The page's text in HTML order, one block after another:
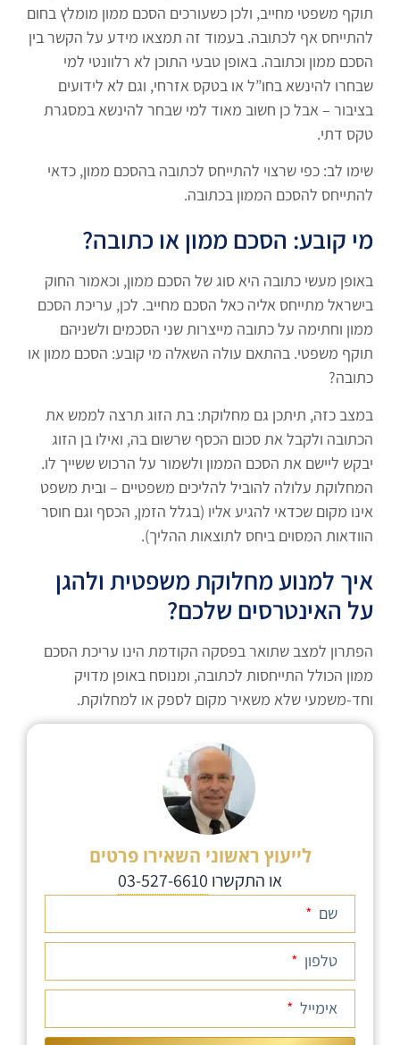
תוקף משפטי מחייב, ולכן כשעורכים הסכם ממון מומלץ בחום
להתייחס אף לכתובה. בעמוד זה תמצאו מידע על הקשר בין
הסכם ממון וכתובה. באופן טבעי התוכן לא רלוונטי למי
שבחרו להינשא בחו”ל או בטקס אזרחי, וגם לא לידועים
בציבור – אבל כן חשוב מאוד למי שבחר להינשא במסגרת
טקס דתי.
שימו לב: כפי שרצוי להתייחס לכתובה בהסכם ממון, כדאי
להתייחס להסכם הממון בכתובה.
מי קובע: הסכם ממון או כתובה?
באופן מעשי כתובה היא סוג של הסכם ממון, וכאמור החוק
בישראל מתייחס אליה כאל הסכם מחייב. לכן, עריכת הסכם
ממון וחתימה על כתובה מייצרות שני הסכמים ולשניהם
תוקף משפטי. בהתאם עולה השאלה מי קובע: הסכם ממון או
כתובה?
במצב כזה, תיתכן גם מחלוקת: בת הזוג תרצה לממש את
הכתובה ולקבל את סכום הכסף שרשום בה, ואילו בן הזוג
יבקש ליישם את הסכם הממון ולשמור על הרכוש ששייך לו.
המחלוקת עלולה להוביל להליכים משפטיים – ובית משפט
אינו מקום שכדאי להגיע אליו (בגלל הזמן, הכסף וגם חוסר
הוודאות המסוים ביחס לתוצאות ההליך).
איך למנוע מחלוקת משפטית ולהגן
על האינטרסים שלכם?
הפתרון למצב שתואר בפסקה הקודמת הינו עריכת הסכם
ממון הכולל התייחסות לכתובה, ומנוסח באופן מדויק
וחד-משמעי שלא משאיר מקום לספק או למחלוקת.
שם
טלפון
אימייל
לייעוץ ראשוני השאירו פרטים
או התקשרו 03-527-6610